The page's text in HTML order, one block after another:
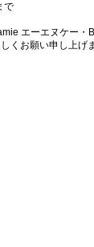
で
エーエヌケー・
くお願い申し上げま